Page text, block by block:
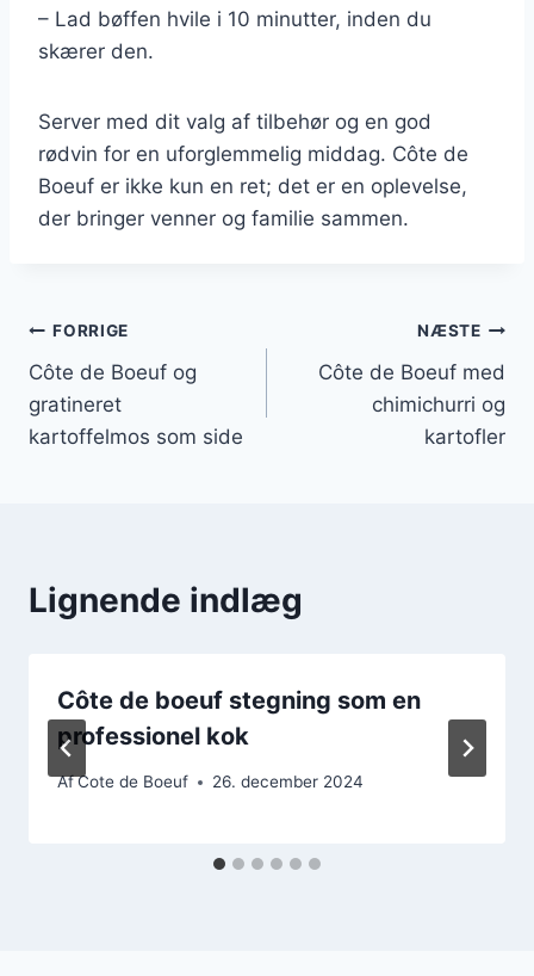
– Lad bøffen hvile i 10 minutter, inden du
skærer den.
Server med dit valg af tilbehør og en god
rødvin for en uforglemmelig middag. Côte de
Boeuf er ikke kun en ret; det er en oplevelse,
der bringer venner og familie sammen.
Indlægsnavigation
FORRIGE
Côte de Boeuf og
gratineret
kartoffelmos som side
NÆSTE
Côte de Boeuf med
chimichurri og
kartofler
Lignende indlæg
Côte de boeuf stegning som en
professionel kok
AfCote de Boeuf 26. december 2024